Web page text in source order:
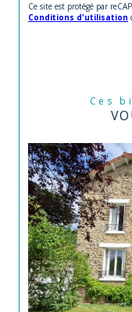
Ce site est protégé par
Conditions d'utilisation
Ces